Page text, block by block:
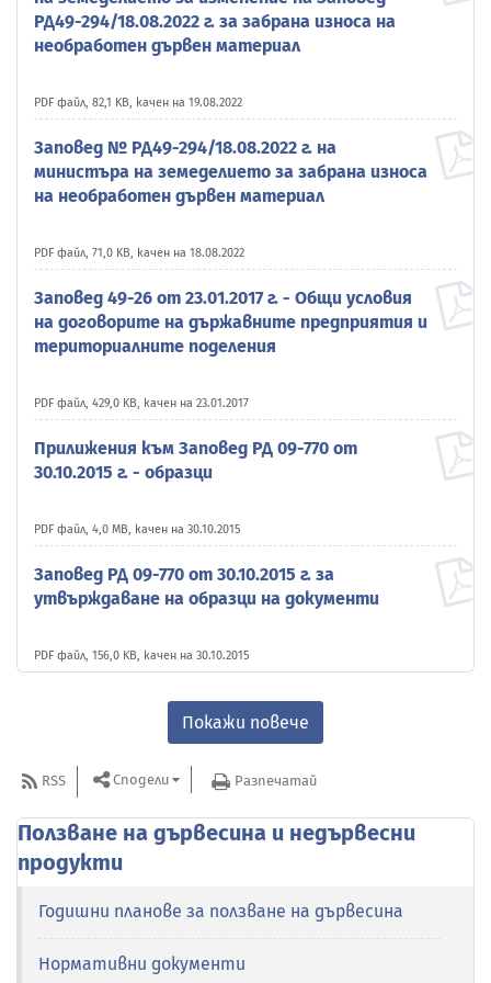
РД49-294/18.08.2022 г. за забрана износа на
необработен дървен материал
PDF файл, 82,1 KB, качен на 19.08.2022
Заповед № РД49-294/18.08.2022 г. на
министъра на земеделието за забрана износа
на необработен дървен материал
PDF файл, 71,0 KB, качен на 18.08.2022
Заповед 49-26 от 23.01.2017 г. - Общи условия
на договорите на държавните предприятия и
териториалните поделения
PDF файл, 429,0 KB, качен на 23.01.2017
Прилижения към Заповед РД 09-770 от
30.10.2015 г. - образци
PDF файл, 4,0 MB, качен на 30.10.2015
Заповед РД 09-770 от 30.10.2015 г. за
утвърждаване на образци на документи
PDF файл, 156,0 KB, качен на 30.10.2015
Покажи повече
RSS Сподели Разпечатай
Ползване на дървесина и недървесни
продукти
Годишни планове за ползване на дървесина
Нормативни документи